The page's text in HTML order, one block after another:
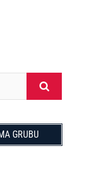
GRUBU